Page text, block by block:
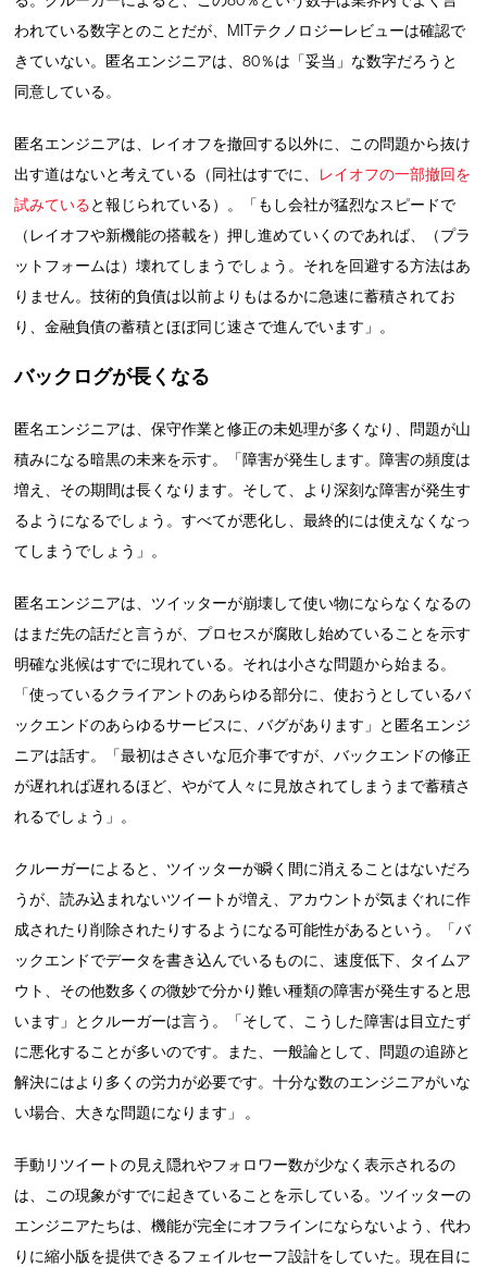
われている数字とのことだが、MITテクノロジーレビューは確認で
きていない。匿名エンジニアは、80％は「妥当」な数字だろうと
同意している。
匿名エンジニアは、レイオフを撤回する以外に、この問題から抜け
出す道はないと考えている（同社はすでに、 レイオフの一部撤回を
試みていると報じられている）。「もし会社が猛烈なスピードで
（レイオフや新機能の搭載を）押し進めていくのであれば、（プラ
ットフォームは）壊れてしまうでしょう。それを回避する方法はあ
りません。技術的負債は以前よりもはるかに急速に蓄積されてお
り、金融負債の蓄積とほぼ同じ速さで進んでいます」。
バックログが長くなる
匿名エンジニアは、保守作業と修正の未処理が多くなり、問題が山
積みになる暗黒の未来を示す。「障害が発生します。障害の頻度は
増え、その期間は長くなります。そして、より深刻な障害が発生す
るようになるでしょう。すべてが悪化し、最終的には使えなくなっ
てしまうでしょう」。
匿名エンジニアは、ツイッターが崩壊して使い物にならなくなるの
はまだ先の話だと言うが、プロセスが腐敗し始めていることを示す
明確な兆候はすでに現れている。それは小さな問題から始まる。
「使っているクライアントのあらゆる部分に、使おうとしているバ
ックエンドのあらゆるサービスに、バグがあります」と匿名エンジ
ニアは話す。「最初はささいな厄介事ですが、バックエンドの修正
が遅れれば遅れるほど、やがて人々に見放されてしまうまで蓄積さ
れるでしょう」。
クルーガーによると、ツイッターが瞬く間に消えることはないだろ
うが、読み込まれないツイートが増え、アカウントが気まぐれに作
成されたり削除されたりするようになる可能性があるという。「バ
ックエンドでデータを書き込んでいるものに、速度低下、タイムア
ウト、その他数多くの微妙で分かり難い種類の障害が発生すると思
います」とクルーガーは言う。「そして、こうした障害は目立たず
に悪化することが多いのです。また、一般論として、問題の追跡と
解決にはより多くの労力が必要です。十分な数のエンジニアがいな
い場合、大きな問題になります」 。
手動リツイートの見え隠れやフォロワー数が少なく表示されるの
は、この現象がすでに起きていることを示している。ツイッターの
エンジニアたちは、機能が完全にオフラインにならないよう、代わ
りに縮小版を提供できるフェイルセーフ設計をしていた。現在目に